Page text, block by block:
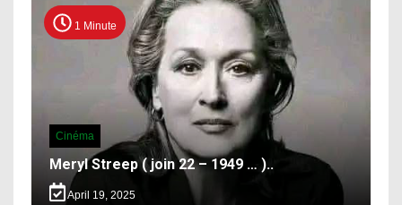
1 Minute
Cinéma
Meryl Streep ( join 22 – 1949 … )..
April 19, 2025